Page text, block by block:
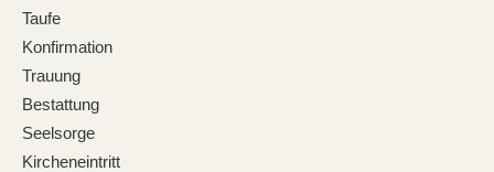
Taufe
Konfirmation
Trauung
Bestattung
Seelsorge
Kircheneintritt